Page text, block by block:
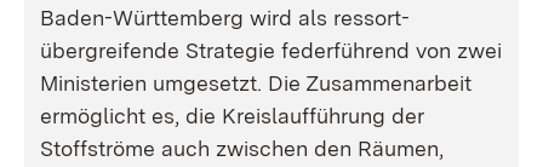
Baden-Württemberg wird als ressort-
übergreifende Strategie federführend von zwei
Ministerien umgesetzt. Die Zusammenarbeit
ermöglicht es, die Kreislaufführung der
Stoffströme auch zwischen den Räumen,